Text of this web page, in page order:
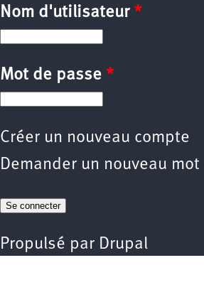
Nom d'utilisateur *
Mot de passe *
Créer un nouveau compte
Demander un nouveau
Propulsé par Drupal